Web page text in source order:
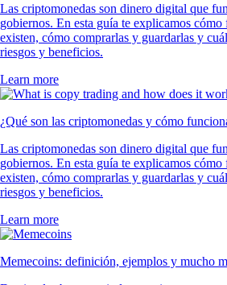
Las criptomonedas son dinero digital que
gobiernos. En esta guía te explicamos
existen, cómo comprarlas y guardarlas y
riesgos y beneficios.
Learn more
¿Qué son las criptomonedas y cómo
Las criptomonedas son dinero digital que
gobiernos. En esta guía te explicamos
existen, cómo comprarlas y guardarlas y
riesgos y beneficios.
Learn more
Memecoins: definición, ejemplos y mucho